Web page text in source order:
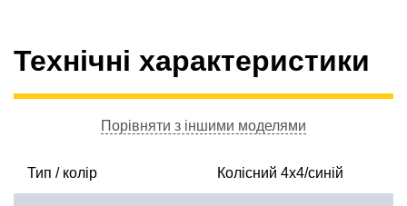
Технічні характеристики
Порівняти з іншими моделями
Тип / колір Колісний 4х4/синій